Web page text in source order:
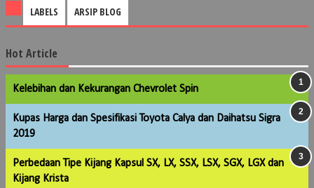
LABELS ARSIP BLOG
Hot Article
Kelebihan dan Kekurangan Chevrolet Spin
Kupas Harga dan Spesifikasi Toyota Calya dan Daihatsu Sigra
2019
Perbedaan Tipe Kijang Kapsul SX, LX, SSX, LSX, SGX, LGX dan
Kijang Krista